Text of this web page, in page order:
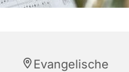
Evangelische